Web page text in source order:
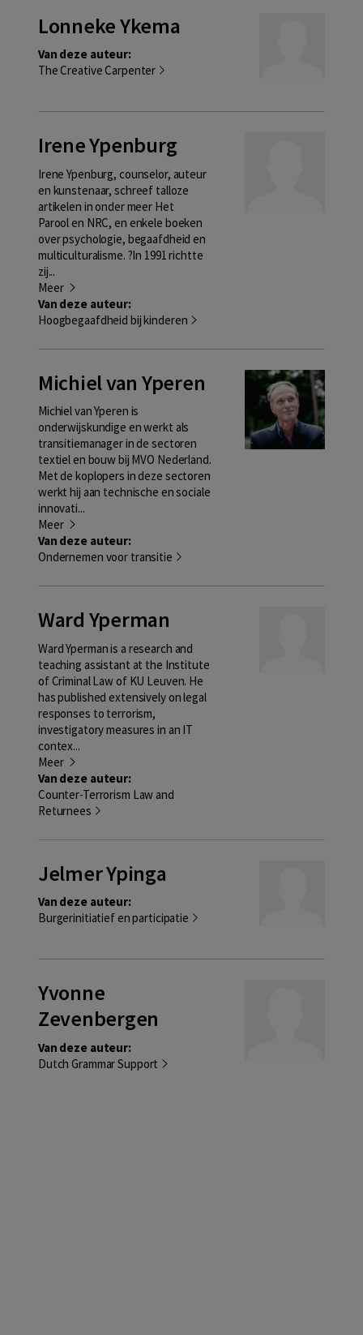
Lonneke Ykema
Van deze auteur:
The Creative Carpenter
Irene Ypenburg
Irene Ypenburg, counselor, auteur
en kunstenaar, schreef talloze
artikelen in onder meer Het
Parool en NRC, en enkele boeken
over psychologie, begaafdheid en
multiculturalisme. ?In 1991 richtte
zij...
Meer
Van deze auteur:
Hoogbegaafdheid bij kinderen
Michiel van Yperen
Michiel van Yperen is
onderwijskundige en werkt als
transitiemanager in de sectoren
textiel en bouw bij MVO Nederland.
Met de koplopers in deze sectoren
werkt hij aan technische en sociale
innovati...
Meer
Van deze auteur:
Ondernemen voor transitie
Ward Yperman
Ward Yperman is a research and
teaching assistant at the Institute
of Criminal Law of KU Leuven. He
has published extensively on legal
responses to terrorism,
investigatory measures in an IT
contex...
Meer
Van deze auteur:
Counter-Terrorism Law and
Returnees
Jelmer Ypinga
Van deze auteur:
Burgerinitiatief en participatie
Yvonne
Zevenbergen
Van deze auteur:
Dutch Grammar Support